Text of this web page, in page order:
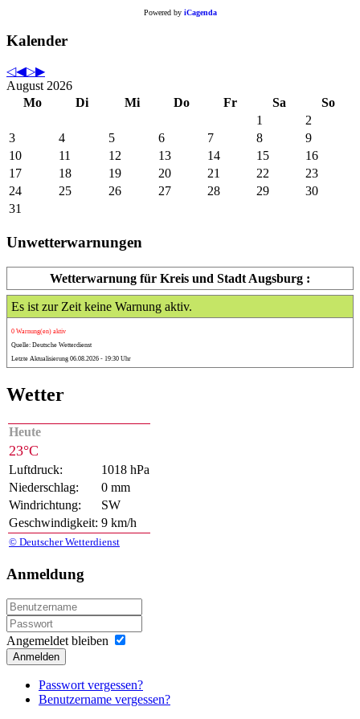
Powered by iCagenda
Kalender
August 2026
Mo
Di Mi Do Fr Sa
So
1
2
3
4 5 6 7 8
9
10
11 12 13 14 15
16
17
18 19 20 21 22
23
24
25 26 27 28 29
30
31
Unwetterwarnungen
Wetterwarnung für Kreis und Stadt Augsburg :
Es ist zur Zeit keine Warnung aktiv.
0 Warnung(en) aktiv
Quelle: Deutsche Wetterdienst
Letzte Aktualisierung 06.08.2026 - 19:30 Uhr
Wetter
Heute
23°C
Luftdruck:
1018 hPa
Niederschlag:
0 mm
Windrichtung:
SW
Geschwindigkeit: 9 km/h
© Deutscher Wetterdienst
Anmeldung
Angemeldet bleiben
Anmelden
Passwort vergessen?
Benutzername vergessen?